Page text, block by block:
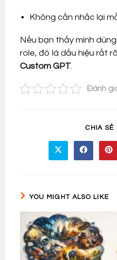
Không cần nhắc lại
Nếu bạn thấy mình
role, đó là dấu hiệu rất
Custom GPT.
Đánh
CHIA SẺ
Opens
in
Opens
in
in
YOU MIGHT ALSO LIKE